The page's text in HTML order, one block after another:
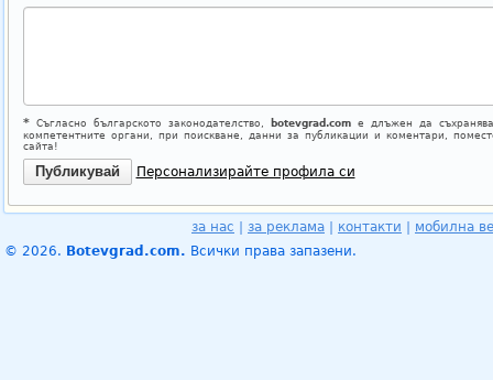
*Съгласно българското законодателство, botevgrad.comе длъжен да
компетентните органи, при поискване, данни за публикации и коментари,
сайта!
Персонализирайте профила си
за нас за реклама контакти
мобилна
© 2026. Botevgrad.com. Всички права запазени.